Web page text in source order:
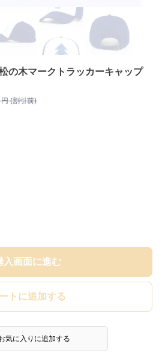
の木マークトラッカーキャップ
円 (割引前)
入画面に進む
トに追加する
気に入りに追加する